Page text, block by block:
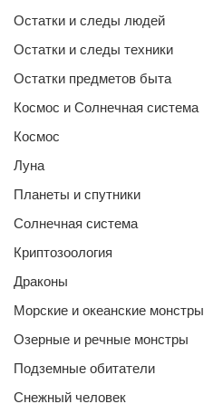
Остатки и следы людей
Остатки и следы техники
Остатки предметов быта
Космос и Солнечная система
Космос
Луна
Планеты и спутники
Солнечная система
Криптозоология
Драконы
Морские и океанские монстры
Озерные и речные монстры
Подземные обитатели
Снежный человек